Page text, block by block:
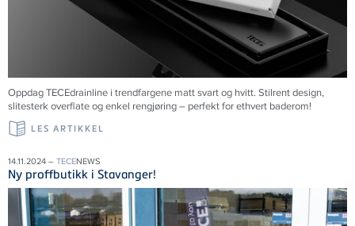
Oppdag TECEdrainline i trendfargene matt svart og hvitt. Stilrent design,
slitesterk overflate og enkel rengjøring – perfekt for ethvert baderom!
LES ARTIKKEL
14.11.2024 – TECENEWS
Ny proffbutikk i Stavanger!